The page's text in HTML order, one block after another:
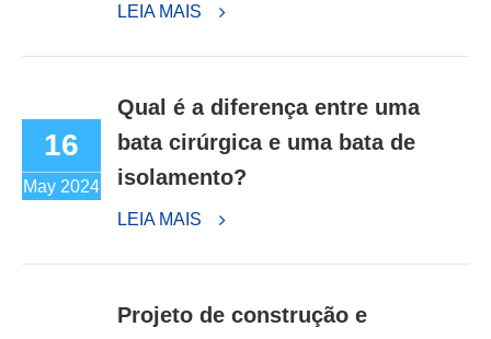
LEIA MAIS
16
May 2024
Qual é a diferença entre uma
bata cirúrgica e uma bata de
isolamento?
LEIA MAIS
Projeto de construção e